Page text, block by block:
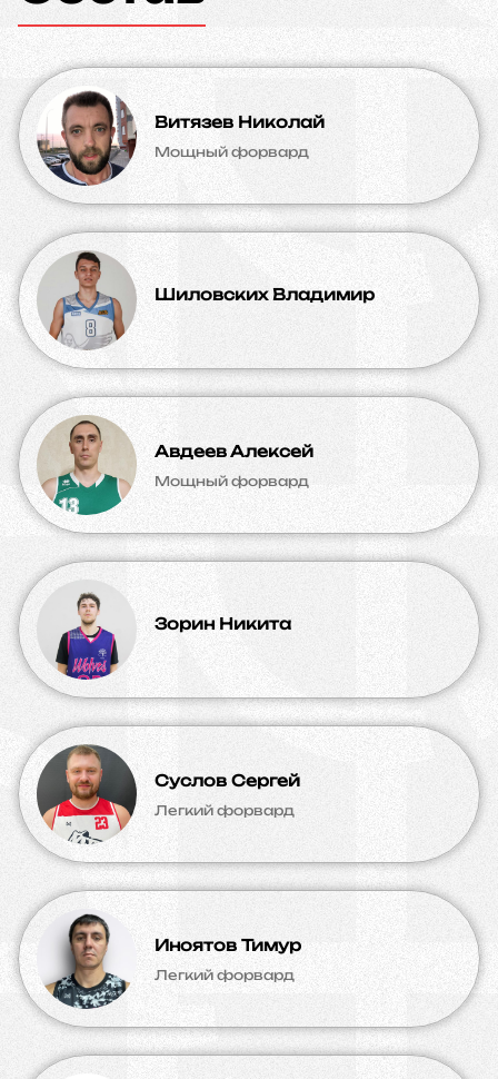
Витязев Николай
Мощный форвард
Шиловских Владимир
Авдеев Алексей
Мощный форвард
Зорин Никита
Суслов Сергей
Легкий форвард
Иноятов Тимур
Легкий форвард